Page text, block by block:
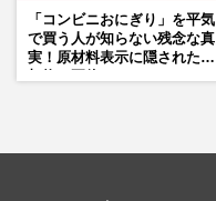
「コンビニおにぎり」を平気
で買う人が知らない残念な真
実！原材料表示に隠された添